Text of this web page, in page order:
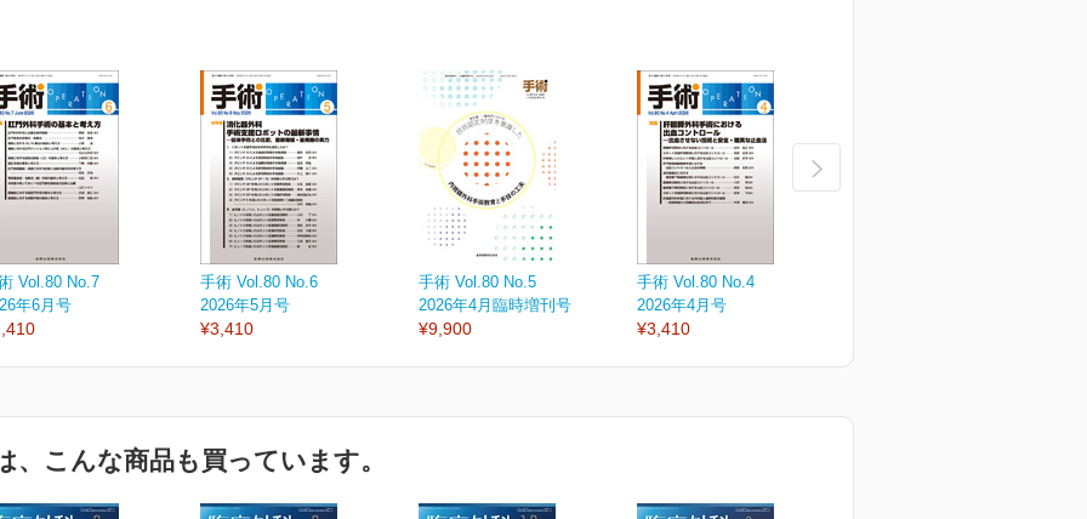
Vol.80 No.7
年6月号
手術 Vol.80 No.6
2026年5月号
¥3,410
手術 Vol.80 No.5
2026年4月臨時増刊号
¥9,900
手術 Vol.80 No.4
2026年4月号
¥3,410
、こんな商品も買っています。